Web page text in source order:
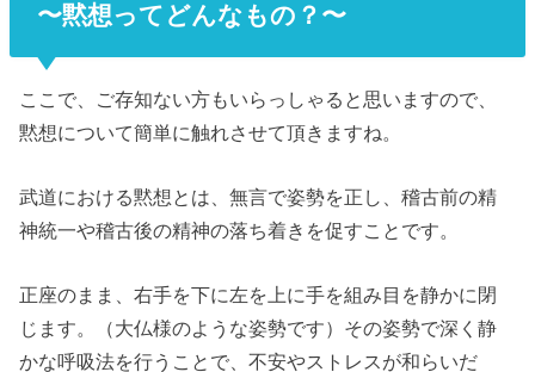
〜黙想ってどんなもの？〜
ここで、ご存知ない方もいらっしゃると思いますので、
黙想について簡単に触れさせて頂きますね。
武道における黙想とは、無言で姿勢を正し、稽古前の精
神統一や稽古後の精神の落ち着きを促すことです。
正座のまま、右手を下に左を上に手を組み目を静かに閉
じます。（大仏様のような姿勢です）その姿勢で深く静
かな呼吸法を行うことで、不安やストレスが和らいだ